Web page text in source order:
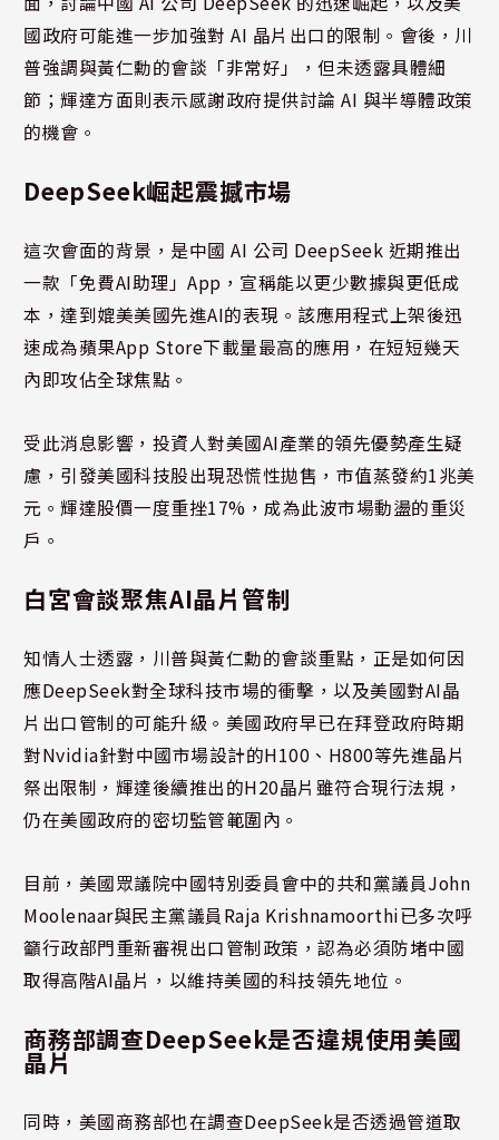
國政府可能進一步加強對 AI 晶片出口的限制。會後，川
普強調與黃仁勳的會談「非常好」，但未透露具體細
節；輝達方面則表示感謝政府提供討論 AI 與半導體政策
的機會。
DeepSeek崛起震撼市場
這次會面的背景，是中國 AI 公司 DeepSeek 近期推出
一款「免費AI助理」App，宣稱能以更少數據與更低成
本，達到媲美美國先進AI的表現。該應用程式上架後迅
速成為蘋果App Store下載量最高的應用，在短短幾天
內即攻佔全球焦點。
受此消息影響，投資人對美國AI產業的領先優勢產生疑
慮，引發美國科技股出現恐慌性拋售，市值蒸發約1兆美
元。輝達股價一度重挫17%，成為此波市場動盪的重災
戶。
白宮會談聚焦AI晶片管制
知情人士透露，川普與黃仁勳的會談重點，正是如何因
應DeepSeek對全球科技市場的衝擊，以及美國對AI晶
片出口管制的可能升級。美國政府早已在拜登政府時期
對Nvidia針對中國市場設計的H100、H800等先進晶片
祭出限制，輝達後續推出的H20晶片雖符合現行法規，
仍在美國政府的密切監管範圍內。
目前，美國眾議院中國特別委員會中的共和黨議員John
Moolenaar與民主黨議員Raja Krishnamoorthi已多次呼
籲行政部門重新審視出口管制政策，認為必須防堵中國
取得高階AI晶片，以維持美國的科技領先地位。
商務部調查DeepSeek是否違規使用美國
晶片
同時，美國商務部也在調查DeepSeek是否透過管道取